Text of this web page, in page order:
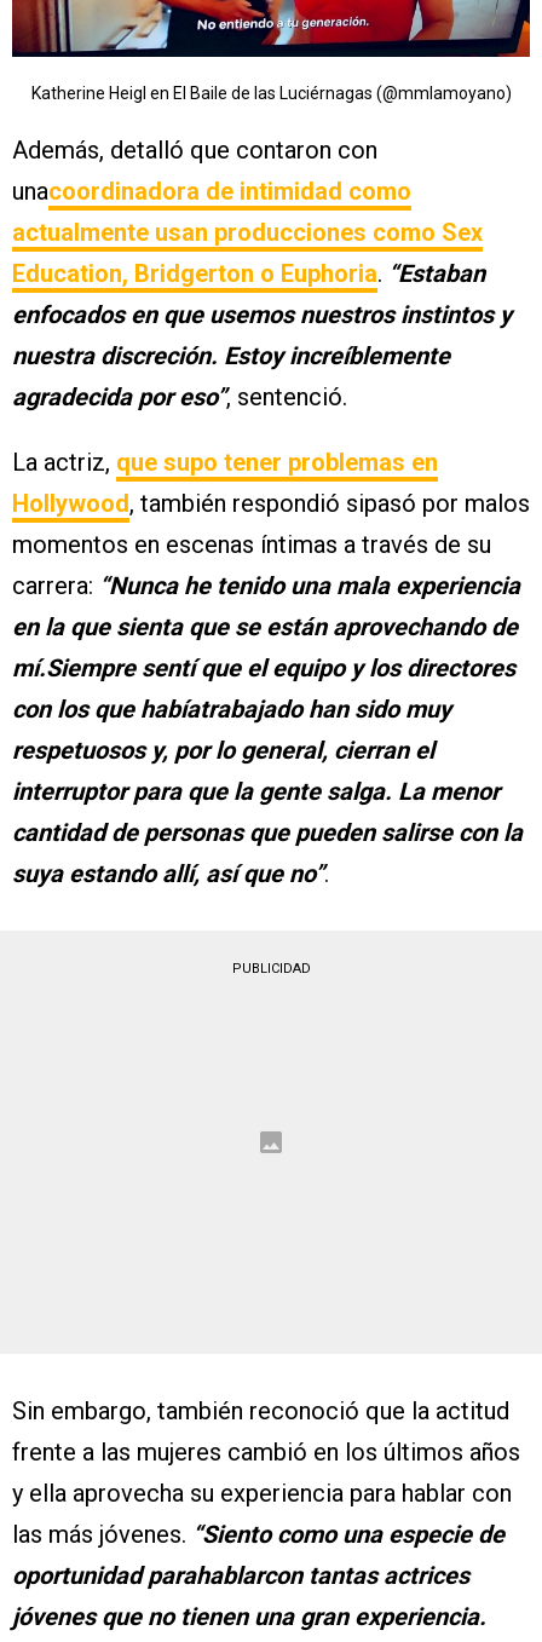
Katherine Heigl en El Baile de las Luciérnagas (@mmlamoyano)
Además, detalló que contaron con
unacoordinadora de intimidad como
actualmente usan producciones como Sex
Education, Bridgerton o Euphoria. “Estaban
enfocados en que usemos nuestros instintos y
nuestra discreción. Estoy increíblemente
agradecida por eso”, sentenció.
La actriz, que supo tener problemas en
Hollywood, también respondió sipasó por malos
momentos en escenas íntimas a través de su
carrera: “Nunca he tenido una mala experiencia
en la que sienta que se están aprovechando de
mí.Siempre sentí que el equipo y los directores
con los que habíatrabajado han sido muy
respetuosos y, por lo general, cierran el
interruptor para que la gente salga. La menor
cantidad de personas que pueden salirse con la
suya estando allí, así que no”.
PUBLICIDAD
Sin embargo, también reconoció que la actitud
frente a las mujeres cambió en los últimos años
y ella aprovecha su experiencia para hablar con
las más jóvenes. “Siento como una especie de
oportunidad parahablarcon tantas actrices
jóvenes que no tienen una gran experiencia.